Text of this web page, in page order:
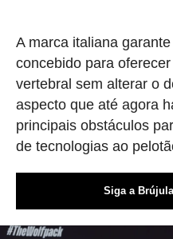
A marca italiana
concebido para
vertebral sem alterar o
aspecto que até agora
principais obstáculos
de tecnologias ao
Siga a